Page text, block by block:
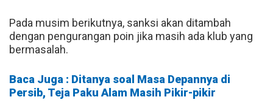
Pada musim berikutnya, sanksi akan ditambah
dengan pengurangan poin jika masih ada klub yang
bermasalah.
Baca Juga : Ditanya soal Masa Depannya di
Persib, Teja Paku Alam Masih Pikir-pikir